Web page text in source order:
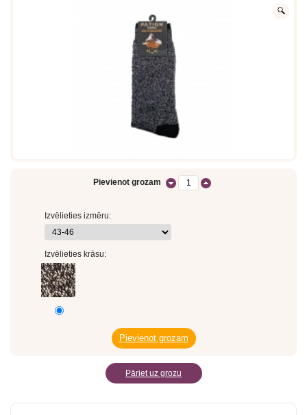
Pievienot grozam
Izvēlieties izmēru:
Izvēlieties krāsu:
Pāriet uz grozu